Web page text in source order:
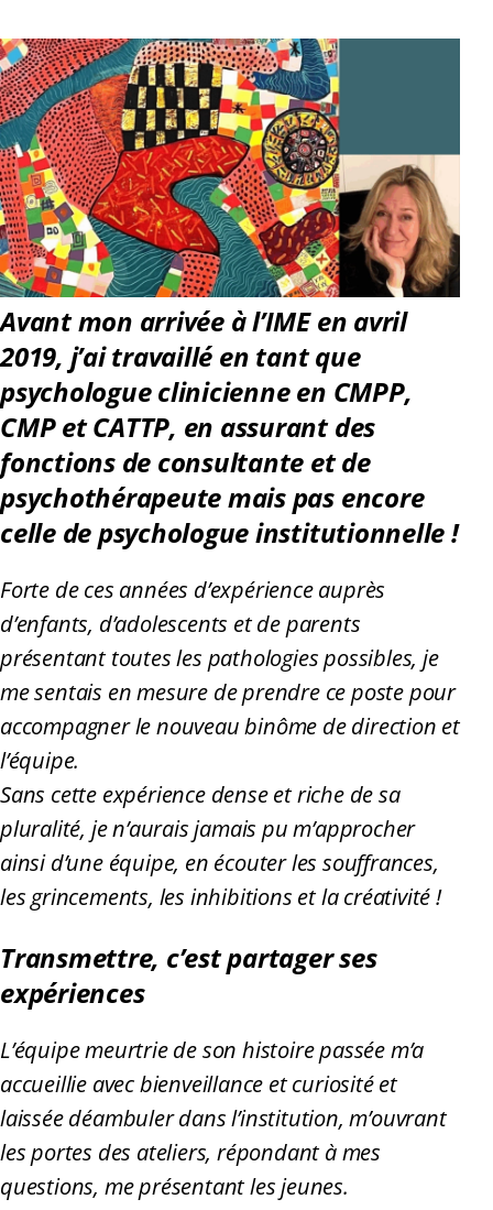
Avant mon arrivée à l’IME en avril
2019, j’ai travaillé en tant que
psychologue clinicienne en CMPP,
CMP et CATTP, en assurant des
fonctions de consultante et de
psychothérapeute mais pas encore
celle de psychologue institutionnelle !
Forte de ces années d’expérience auprès
d’enfants, d’adolescents et de parents
présentant toutes les pathologies possibles, je
me sentais en mesure de prendre ce poste pour
accompagner le nouveau binôme de direction et
l’équipe.
Sans cette expérience dense et riche de sa
pluralité, je n’aurais jamais pu m’approcher
ainsi d’une équipe, en écouter les souffrances,
les grincements, les inhibitions et la créativité !
Transmettre, c’est partager ses
expériences
L’équipe meurtrie de son histoire passée m’a
accueillie avec bienveillance et curiosité et
laissée déambuler dans l’institution, m’ouvrant
les portes des ateliers, répondant à mes
questions, me présentant les jeunes.